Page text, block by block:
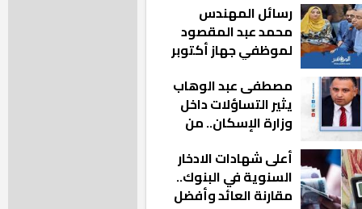
رسائل المهندس
محمد عبد المقصود
لموظفي جهاز أكتوبر
مشيت والمدينة
رجعت للخلف»
مصطفى عبد الوهاب
يثير التساؤلات داخل
وزارة الإسكان.. من
المناصب؟
أعلى شهادات الادخار
السنوية في البنوك..
مقارنة العائد وأفضل